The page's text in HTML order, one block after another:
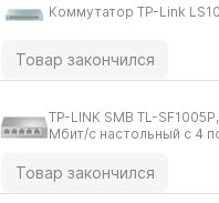
Коммутатор TP-Link
Товар закончился
TP-LINK SMB TL-
Мбит/​с настольный с 4
Товар закончился